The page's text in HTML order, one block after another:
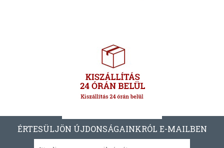
ÉRTESÜLJÖN ÚJDONSÁGAINKRÓL E-MAILBEN